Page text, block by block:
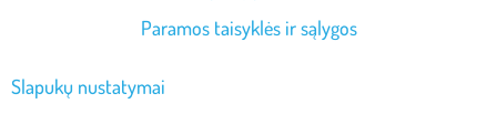
Paramos taisyklės ir sąlygos
Slapukų nustatymai